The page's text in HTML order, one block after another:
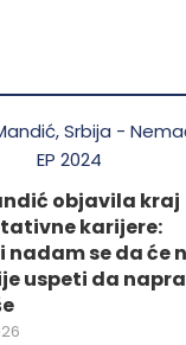
objavila kraj
karijere:
nadam se da će
uspeti da